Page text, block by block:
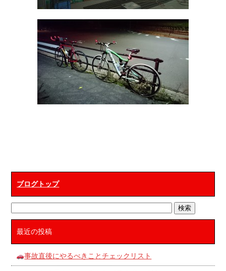
ブログトップ
最近の投稿
事故直後にやるべきことチェックリスト